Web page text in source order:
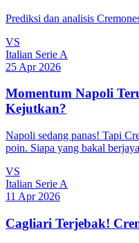
Prediksi dan analisis
VS
Italian Serie A
25 Apr 2026
Momentum Napoli
Kejutkan?
Napoli sedang panas! Tapi
poin. Siapa yang bakal
VS
Italian Serie A
11 Apr 2026
Cagliari Terjebak!